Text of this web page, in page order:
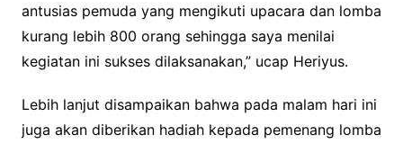
antusias pemuda yang mengikuti upacara dan lomba
kurang lebih 800 orang sehingga saya menilai
kegiatan ini sukses dilaksanakan,” ucap Heriyus.
Lebih lanjut disampaikan bahwa pada malam hari ini
juga akan diberikan hadiah kepada pemenang lomba